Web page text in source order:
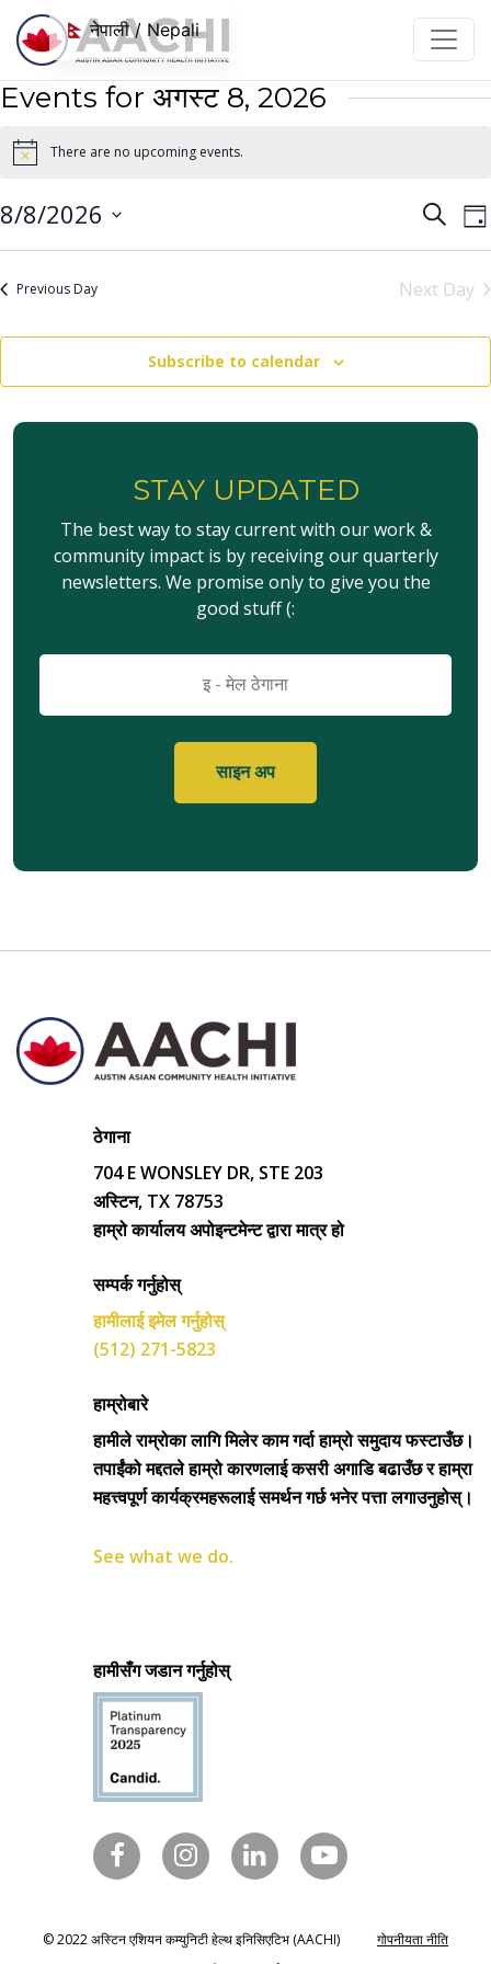
सामग्रीमा जानुहोस्
Events for अगस्ट 8, 2026
Notice There are no upcoming events.
and
Search
8/8/2026
Select
Previous Day Next Day
Subscribe to calendar
STAY UPDATED
The best way to stay current with our work &
community impact is by receiving our quarterly
newsletters. We promise only to give you the
good stuff (:
ठेगाना
704 E WONSLEY DR, STE 203
अस्टिन, TX 78753
हाम्रो कार्यालय अपोइन्टमेन्ट द्वारा मात्र हो
सम्पर्क गर्नुहोस्
हामीलाई इमेल गर्नुहोस्
(512) 271-5823
हाम्रोबारे
हामीले राम्रोका लागि मिलेर काम गर्दा हाम्रो समुदाय फस्टाउँछ।
तपाईंको मद्दतले हाम्रो कारणलाई कसरी अगाडि बढाउँछ र हाम्रा
महत्त्वपूर्ण कार्यक्रमहरूलाई समर्थन गर्छ भनेर पत्ता लगाउनुहोस्।
See what we do.
हामीसँग जडान गर्नुहोस्
© 2022 अस्टिन एशियन कम्युनिटी हेल्थ इनिसिएटिभ (AACHI)
गोपनीयता नीति
नेपाली / Nepali